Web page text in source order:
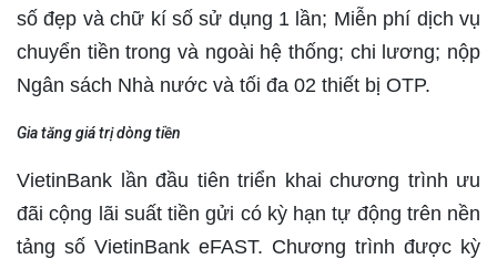
số đẹp và chữ kí số sử dụng 1 lần; Miễn phí dịch vụ
chuyển tiền trong và ngoài hệ thống; chi lương; nộp
Ngân sách Nhà nước và tối đa 02 thiết bị OTP.
Gia tănggiá trị dòng tiền
VietinBank lần đầu tiên triển khai chương trình ưu
đãi cộng lãi suất tiền gửi có kỳ hạn tự động trên nền
tảng số VietinBank eFAST. Chương trình được kỳ